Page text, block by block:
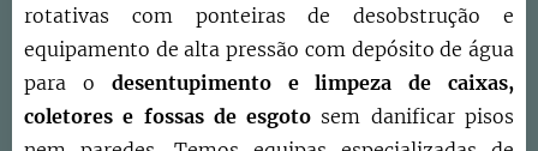
rotativas com ponteiras de desobstrução e
equipamento de alta pressão com depósito de água
para o desentupimento e limpeza de caixas,
coletores e fossas de esgoto sem danificar pisos